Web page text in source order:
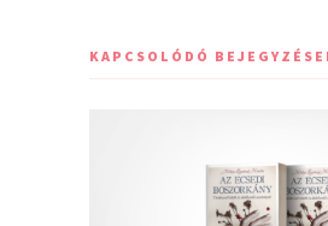
KAPCSOLÓDÓ